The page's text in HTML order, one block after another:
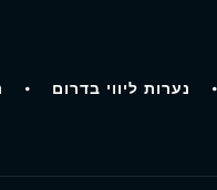
נערות ליווי בדרום